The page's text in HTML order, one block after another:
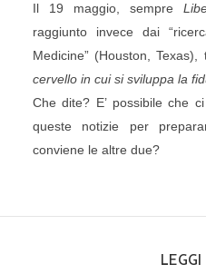
Il 19 maggio, sempre
raggiunto invece dai
Medicine” (Houston, Texas),
cervello in cui si sviluppa la
Che dite? E’ possibile che
queste notizie per
conviene le altre due?
LEGGI